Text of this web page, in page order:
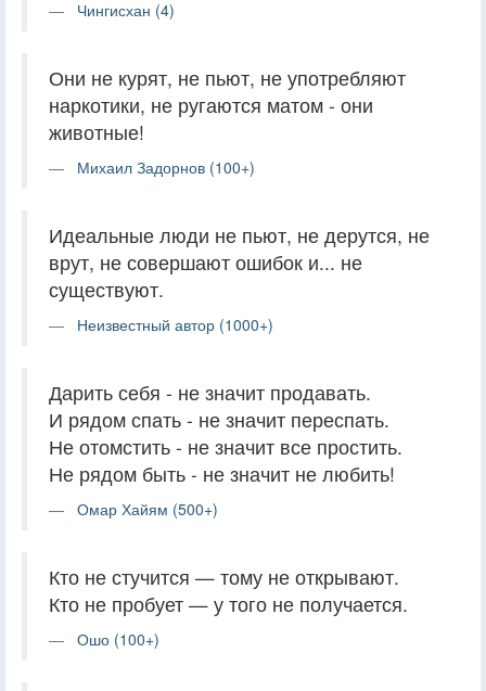
Чингисхан (4)
Они не курят, не пьют, не употребляют
наркотики, не ругаются матом - они
животные!
Михаил Задорнов (100+)
Идеальные люди не пьют, не дерутся, не
врут, не совершают ошибок и... не
существуют.
Неизвестный автор (1000+)
Дарить себя - не значит продавать.
И рядом спать - не значит переспать.
Не отомстить - не значит все простить.
Не рядом быть - не значит не любить!
Омар Хайям (500+)
Кто не стучится — тому не открывают.
Кто не пробует — у того не получается.
Ошо (100+)